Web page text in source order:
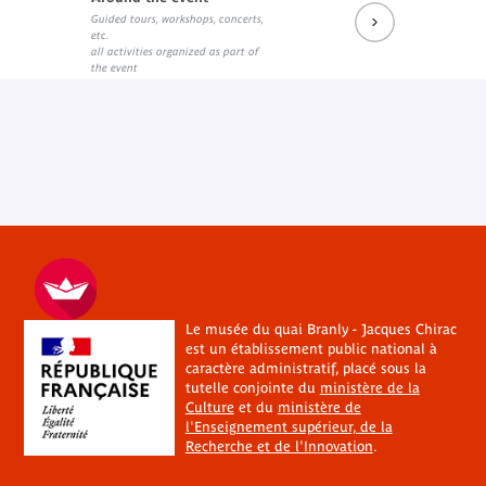
Guided tours, workshops, concerts,
etc.
all activities organized as part of
the event
Le musée du quai Branly - Jacques Chirac
est un établissement public national à
caractère administratif, placé sous la
tutelle conjointe du ministère de la
Cultureet du ministère de
l'Enseignement supérieur, de la
Recherche et de l'Innovation.